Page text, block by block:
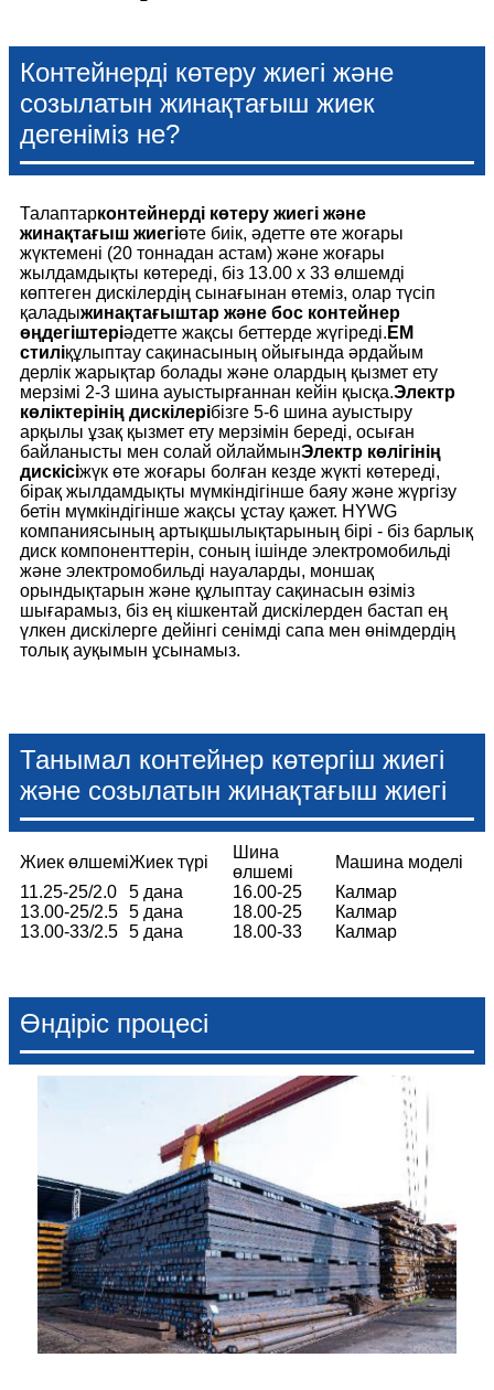
Контейнерді көтеру жиегі және
созылатын жинақтағыш жиек
дегеніміз не?
Талаптарконтейнерді көтеру жиегі және
жинақтағыш жиегіөте биік, әдетте өте жоғары
жүктемені (20 тоннадан астам) және жоғары
жылдамдықты көтереді, біз 13.00 x 33 өлшемді
көптеген дискілердің сынағынан өтеміз, олар түсіп
қаладыжинақтағыштар және бос контейнер
өңдегіштеріәдетте жақсы беттерде жүгіреді. EM
стиліқұлыптау сақинасының ойығында әрдайым
дерлік жарықтар болады және олардың қызмет ету
мерзімі 2-3 шина ауыстырғаннан кейін қысқа.Электр
көліктерінің дискілерібізге 5-6 шина ауыстыру
арқылы ұзақ қызмет ету мерзімін береді, осыған
байланысты мен солай ойлаймынЭлектр көлігінің
дискісіжүк өте жоғары болған кезде жүкті көтереді,
бірақ жылдамдықты мүмкіндігінше баяу және жүргізу
бетін мүмкіндігінше жақсы ұстау қажет. HYWG
компаниясының артықшылықтарының бірі - біз барлық
диск компоненттерін, соның ішінде электромобильді
және электромобильді науаларды, моншақ
орындықтарын және құлыптау сақинасын өзіміз
шығарамыз, біз ең кішкентай дискілерден бастап ең
үлкен дискілерге дейінгі сенімді сапа мен өнімдердің
толық ауқымын ұсынамыз.
Танымал контейнер көтергіш жиегі
және созылатын жинақтағыш жиегі
Жиек өлшеміЖиек түрі
Шина
өлшемі
Машина моделі
11.25-25/2.0
5 дана 16.00-25
Калмар
13.00-25/2.5 5 дана 18.00-25
Калмар
13.00-33/2.5 5 дана 18.00-33 Калмар
Өндіріс процесі